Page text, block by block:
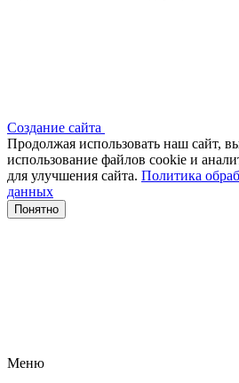
Создание сайта
Продолжая использовать наш сайт,
использование файлов сооkіе и
для улучшения сайта. Политика
данных
Понятно
Меню